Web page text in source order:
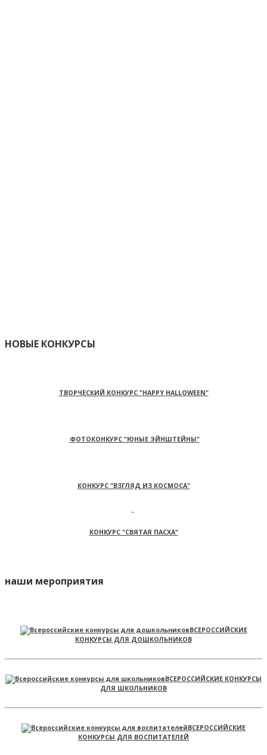
НОВЫЕ КОНКУРСЫ
ТВОРЧЕСКИЙ КОНКУРС "HAPPY HALLOWEEN"
ФОТОКОНКУРС "ЮНЫЕ ЭЙНШТЕЙНЫ"
КОНКУРС "ВЗГЛЯД ИЗ КОСМОСА"
КОНКУРС "СВЯТАЯ ПАСХА"
наши мероприятия
ВСЕРОССИЙСКИЕ
КОНКУРСЫ ДЛЯ ДОШКОЛЬНИКОВ
ВСЕРОССИЙСКИЕ КОНКУРСЫ
ДЛЯ ШКОЛЬНИКОВ
ВСЕРОССИЙСКИЕ
КОНКУРСЫ ДЛЯ ВОСПИТАТЕЛЕЙ